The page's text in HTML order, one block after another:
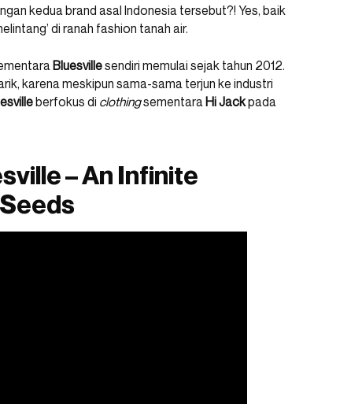
kedua brand asal Indonesia tersebut?! Yes, baik
di ranah fashion tanah air.
Bluesvillesendiri memulai sejak tahun 2012.
karena meskipun sama-sama terjun ke industri
berfokus di clothingsementara Hi Jackpada
– An Infinite